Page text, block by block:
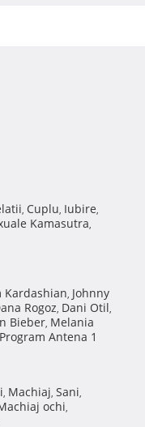
, Cuplu, Iubire,
Kamasutra,
Kardashian, Johnny
Rogoz, Dani Otil,
Bieber, Melania
Program Antena 1
, Machiaj, Sani,
ochi,